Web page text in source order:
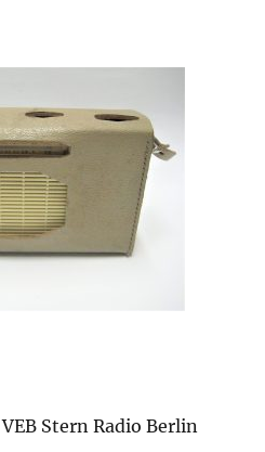
VEB Stern Radio Berlin